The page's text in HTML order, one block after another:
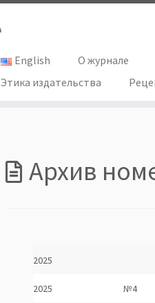
English О журнале
Этика издательства
Архив
2025
2025 №4